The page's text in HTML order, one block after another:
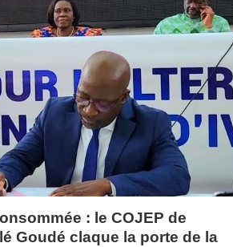
: le COJEP de
Goudé claque la porte de la